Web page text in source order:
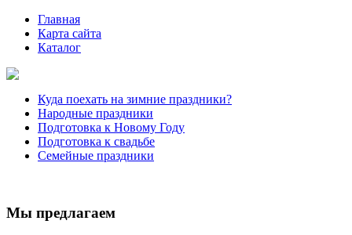
Главная
Карта сайта
Каталог
Куда поехать на зимние праздники?
Народные праздники
Подготовка к Новому Году
Подготовка к свадьбе
Семейные праздники
Мы предлагаем